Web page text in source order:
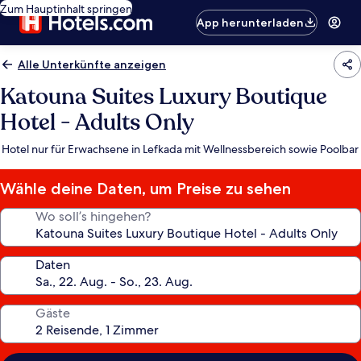
Zum Hauptinhalt springen
App herunterladen
Alle Unterkünfte anzeigen
Katouna Suites Luxury Boutique
Hotel - Adults Only
Hotel nur für Erwachsene in Lefkada mit Wellnessbereich sowie Poolbar
Wähle deine Daten, um Preise zu sehen
Wo soll’s hingehen?
Daten
Gäste